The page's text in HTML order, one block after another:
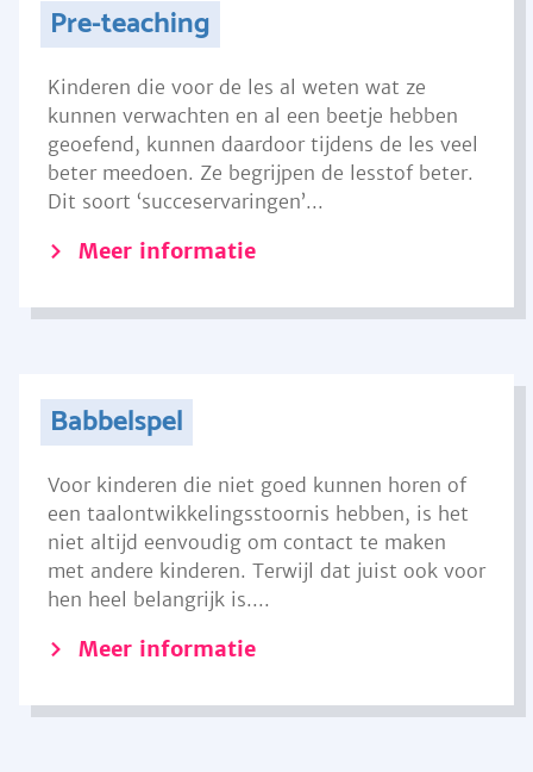
Pre-teaching
Kinderen die voor de les al weten wat ze
kunnen verwachten en al een beetje hebben
geoefend, kunnen daardoor tijdens de les veel
beter meedoen. Ze begrijpen de lesstof beter.
Dit soort ‘succeservaringen’...
Meer informatie
Babbelspel
Voor kinderen die niet goed kunnen horen of
een taalontwikkelingsstoornis hebben, is het
niet altijd eenvoudig om contact te maken
met andere kinderen. Terwijl dat juist ook voor
hen heel belangrijk is....
Meer informatie